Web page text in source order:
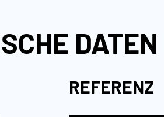
DATEN
REFERENZ